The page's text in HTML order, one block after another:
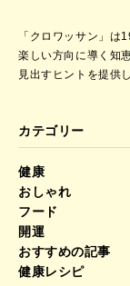
「クロワッサン」は
楽しい方向に導く知
見出すヒントを提供
カテゴリー
健康
おしゃれ
フード
開運
おすすめの記事
健康レシピ